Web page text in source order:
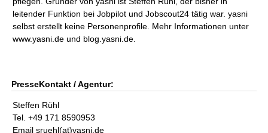
leitender Funktion bei Jobpilot und Jobscout24 tätig war. yasni
selbst erstellt keine Personenprofile. Mehr Informationen unter
www.yasni.de und blog.yasni.de.
PresseKontakt / Agentur:
Steffen Rühl
Tel. +49 171 8590953
Email sruehl(at)yasni.de